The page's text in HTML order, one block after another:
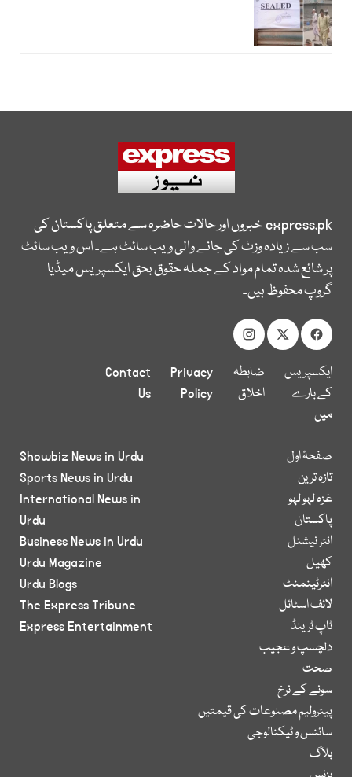
express.pkخبروں اور حالات حاضرہ سے متعلق پاکستان کی
سب سے زیادہ وزٹ کی جانے والی ویب سائٹ ہے۔ اس ویب سائٹ
پر شائع شدہ تمام مواد کے جملہ حقوق بحق ایکسپریس میڈیا
گروپ محفوظ ہیں۔
ایکسپریس
کے بارے
میں
ضابطہ
اخلاق
Privacy
Policy
Contact
Us
صفحۂ اول
تازہ ترین
غزہ لہو لہو
پاکستان
انٹر نیشنل
کھیل
انٹرٹینمنٹ
لائف اسٹائل
ٹاپ ٹرینڈ
دلچسپ و عجیب
صحت
سونے کے نرخ
پیٹرولیم مصنوعات کی قیمتیں
سائنس و ٹیکنالوجی
بلاگ
Showbiz News in Urdu
Sports News in Urdu
International News in
Urdu
Business News in Urdu
Urdu Magazine
Urdu Blogs
The Express Tribune
Express Entertainment